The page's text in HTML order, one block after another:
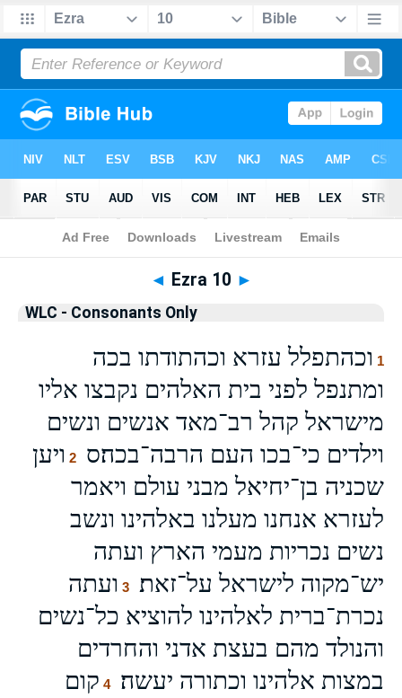
Bible>WLCO> Ezra 10
◄ Ezra 10 ►
WLC - Consonants Only
1 וכהתפלל עזרא וכהתודתו בכה
ומתנפל לפני בית האלהים נקבצו אליו
מישראל קהל רב־מאד אנשים ונשים
וילדים כי־בכו העם הרבה־בכה׃ס
2 ויען
שכניה בן־יחיאל מבני עולם ויאמר
לעזרא אנחנו מעלנו באלהינו ונשב
נשים נכריות מעמי הארץ ועתה
יש־מקוה לישראל על־זאת׃
3 ועתה
נכרת־ברית לאלהינו להוציא כל־נשים
והנולד מהם בעצת אדני והחרדים
במצות אלהינו וכתורה יעשה׃
4 קום